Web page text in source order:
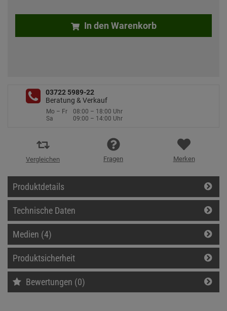
In den Warenkorb
03722 5989-22
Beratung & Verkauf
Mo – Fr
08:00 – 18:00 Uhr
Sa
09:00 – 14:00 Uhr
Vergleichen Fragen Merken
Produktdetails
Technische Daten
Medien (4)
Produktsicherheit
Bewertungen (0)